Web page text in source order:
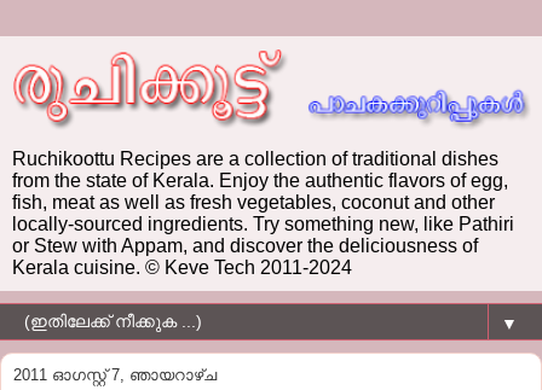
Ruchikoottu Recipes are a collection of traditional dishes
from the state of Kerala. Enjoy the authentic flavors of egg,
fish, meat as well as fresh vegetables, coconut and other
locally-sourced ingredients. Try something new, like Pathiri
or Stew with Appam, and discover the deliciousness of
Kerala cuisine. © Keve Tech 2011-2024
▼
2011 ഓഗസ്റ്റ് 7, ഞായറാഴ്‌ച